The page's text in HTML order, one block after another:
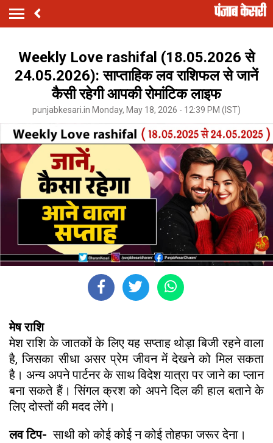
Weekly Love rashifal (18.05.2026 से
24.05.2026): साप्ताहिक लव राशिफल से जानें
कैसी रहेगी आपकी रोमांटिक लाइफ
punjabkesari.in Monday, May 18, 2026 - 12:39 PM (IST)
मेष राशि
मेश राशि के जातकों के लिए यह सप्ताह थोड़ा बिजी रहने वाला
है, जिसका सीधा असर प्रेम जीवन में देखने को मिल सकता
है। अन्य अपने पार्टनर के साथ विदेश यात्रा पर जाने का प्लान
बना सकते हैं। सिंगल क्रश को अपने दिल की हाल बताने के
लिए दोस्तों की मदद लेंगे।
लव टिप- साथी को कोई कोई न कोई तोहफा जरूर देना।